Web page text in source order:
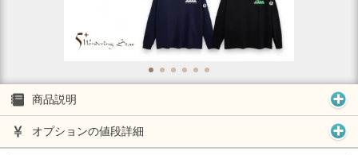
商品説明
オプションの値段詳細